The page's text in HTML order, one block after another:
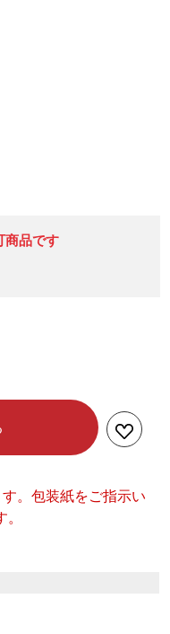
商品です
。包装紙をご指示い